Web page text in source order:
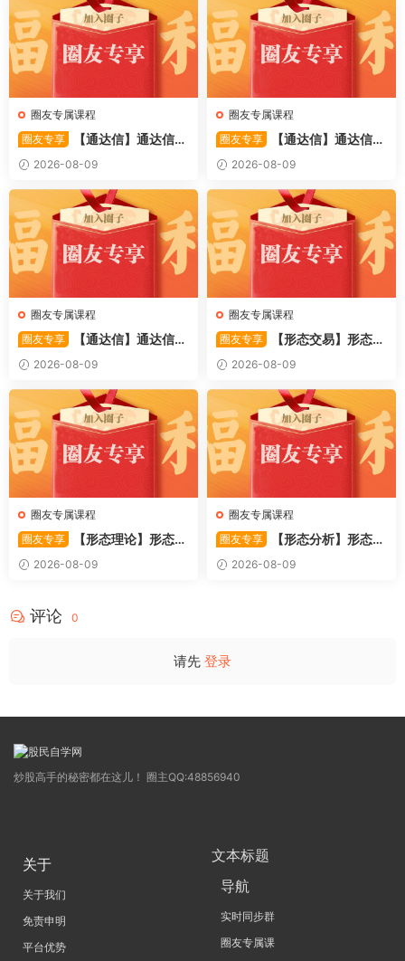
圈友专属课程
圈友专享
【通达信】通达信
〖利多阳〗副图/选股 全均线
多头排列与超强阳线选股策略
源码
2026-08-09
圈友专属课程
圈友专享
【通达信】通达信
〖踏浪而行〗副图指标 用筹码
和MACD捕捉市场的节奏 源码
2026-08-09
圈友专属课程
圈友专享
【通达信】通达信
〖极速掘妖〗套装指标 捕捉波
段潜力股的实战利器 源码
2026-08-09
圈友专属课程
圈友专享
【形态交易】形态交
易精要 揭秘蜡烛线组合形态
(高清) 1PDF文章
2026-08-09
圈友专属课程
圈友专享
【形态理论】形态理
论赢利实战 13种抄底方法和1
3种减仓方法(高清) 1PDF文章
2026-08-09
圈友专属课程
圈友专享
【形态分析】形态分
析精要 一套完整的股市分析方
法(高清) 1PDF文章
2026-08-09
评论 0
请先 登录
炒股高手的秘密都在这儿！ 圈主QQ:48856940
关于
关于我们
免责申明
平台优势
文本标题
导航
实时同步群
圈友专属课